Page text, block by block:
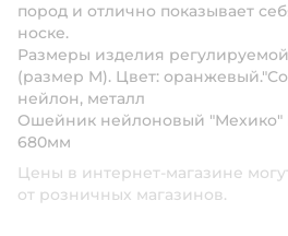
пород и отлично показывает
носке.
Размеры изделия
(размер M). Цвет:
нейлон, металл
Ошейник нейлоновый "Мехико"
680мм
Цены в интернет-магазине
от розничных магазинов.